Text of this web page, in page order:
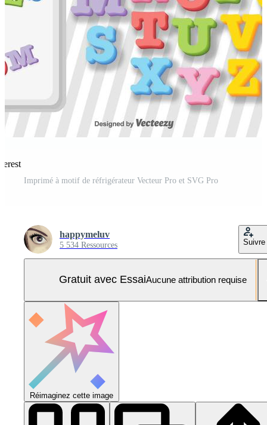
Imprimé à motif de réfrigérateur Vecteur Pro et SVG Pro
happymeluv
5 534 Ressources Suivre
Gratuit avec EssaiAucune attribution requise
Réimaginez cette image